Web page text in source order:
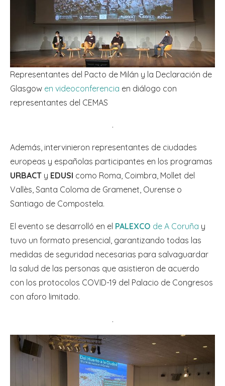
Representantes del Pacto de Milán y la Declaración de
Glasgow en videoconferencia en diálogo con
representantes del CEMAS
.
Además, intervinieron representantes de ciudades
europeas y españolas participantes en los programas
URBACT y EDUSI como Roma, Coimbra, Mollet del
Vallès, Santa Coloma de Gramenet, Ourense o
Santiago de Compostela.
El evento se desarrolló en el PALEXCO de A Coruña y
tuvo un formato presencial, garantizando todas las
medidas de seguridad necesarias para salvaguardar
la salud de las personas que asistieron de acuerdo
con los protocolos COVID-19 del Palacio de Congresos
con aforo limitado.
.